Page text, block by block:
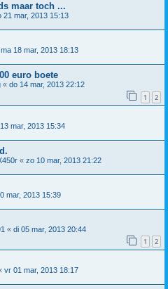
maar toch ...
21 mar, 2013 15:13
ma 18 mar, 2013 18:13
euro boete
« do 14 mar, 2013 22:12
1 2
mar, 2013 15:34
« zo 10 mar, 2013 21:22
mar, 2013 15:39
« di 05 mar, 2013 20:44
1 2
vr 01 mar, 2013 18:17